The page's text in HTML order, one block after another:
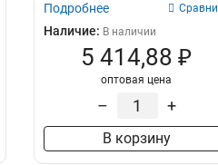
Подробнее
Наличие: В наличии
5 414,88 ₽
оптовая цена
– +
В корзину